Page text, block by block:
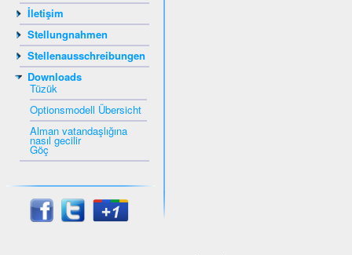
İletişim
Stellungnahmen
Stellenausschreibungen
Downloads
Tüzük
Optionsmodell Übersicht
Alman vatandaşlığına
nasıl gecilir
Göç